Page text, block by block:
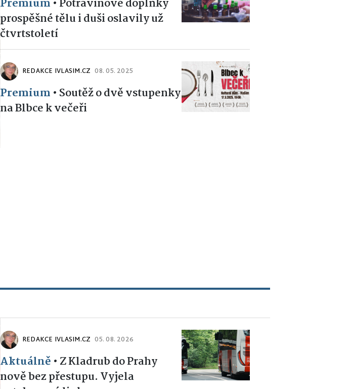
Premium • Potravinové doplňky
prospěšné tělu i duši oslavily už
čtvrtstoletí
REDAKCE IVLASIM.CZ 08. 05. 2025
Premium • Soutěž o dvě vstupenky
na Blbce k večeři
REDAKCE IVLASIM.CZ 05. 08. 2026
Aktuálně • Z Kladrub do Prahy
nově bez přestupu. Vyjela